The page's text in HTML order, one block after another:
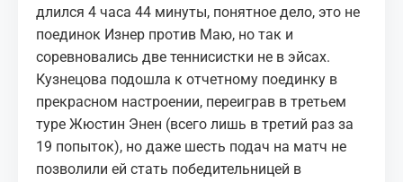
длился 4 часа 44 минуты, понятное дело, это не
поединок Изнер против Маю, но так и
соревновались две теннисистки не в эйсах.
Кузнецова подошла к отчетному поединку в
прекрасном настроении, переиграв в третьем
туре Жюстин Энен (всего лишь в третий раз за
19 попыток), но даже шесть подач на матч не
позволили ей стать победительницей в